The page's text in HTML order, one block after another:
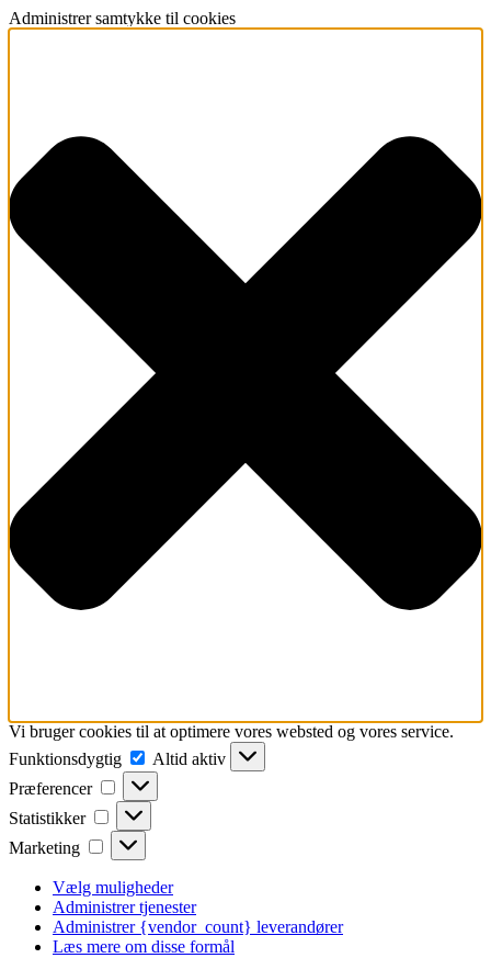
Administrer samtykke til cookies
Vi bruger cookies til at optimere vores websted og vores service.
Funktionsdygtig
Funktionsdygtig
Altid aktiv
Præferencer
Præferencer
Statistikker Statistikker
Marketing Marketing
Vælg muligheder
Administrer tjenester
Administrer {vendor_count} leverandører
Læs mere om disse formål